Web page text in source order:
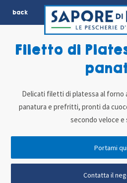
back
Filetto di
Delicati filetti di platessa al forno
panatura e prefritti, pronti da
secondo veloce e
Portami qui
Contatta il